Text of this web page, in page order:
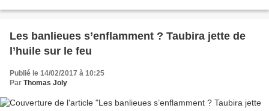
Les banlieues s’enflamment ? Taubira jette de
l’huile sur le feu
Publié le 14/02/2017 à 10:25
Par Thomas Joly